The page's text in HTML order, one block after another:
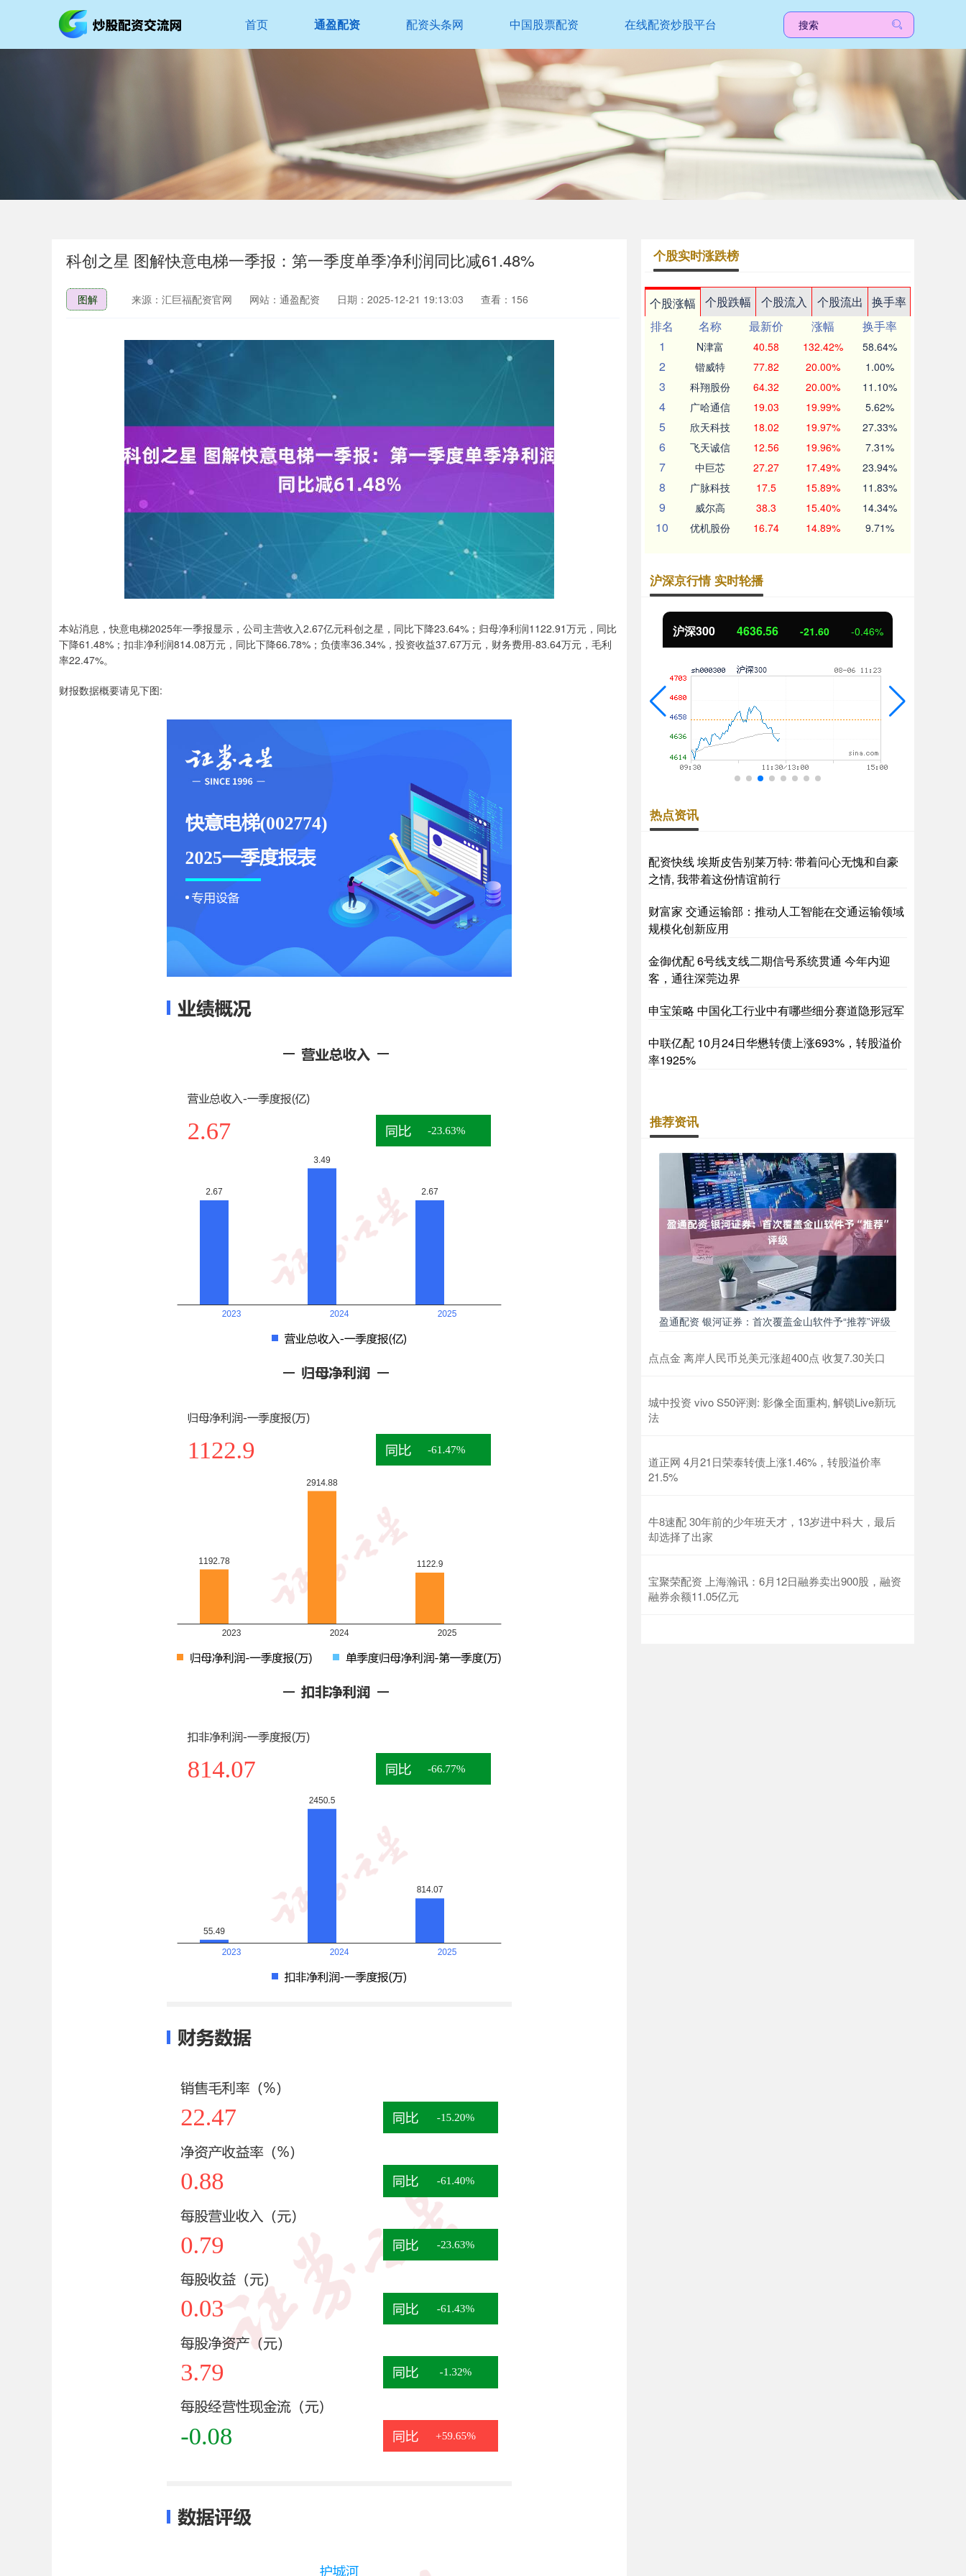
首页 通盈配资 配资头条网 中国股票配资 在线配资炒股平台
科创之星 图解快意电梯一季报：第一季度单季净利润同比减61.48%
图解 来源：汇巨福配资官网 网站：通盈配资 日期：2025-12-21 19:13:03 查看：156
本站消息，快意电梯2025年一季报显示，公司主营收入2.67亿元科创之星，同比下降23.64%；归母净利润1122.91万元，同比
下降61.48%；扣非净利润814.08万元，同比下降66.78%；负债率36.34%，投资收益37.67万元，财务费用-83.64万元，毛利
率22.47%。
财报数据概要请见下图:
个股实时涨跌榜
个股涨幅 个股跌幅 个股流入 个股流出
换手率
排名
名称 最新价 涨幅
换手率
1
N津富 40.58 132.42% 58.64%
2 锴威特 77.82 20.00% 1.00%
3 科翔股份 64.32 20.00% 11.10%
4 广哈通信 19.03 19.99% 5.62%
5 欣天科技 18.02 19.97% 27.33%
6 飞天诚信 12.56 19.96% 7.31%
7 中巨芯 27.27 17.49% 23.94%
8 广脉科技 17.5 15.89% 11.83%
9 威尔高 38.3 15.40% 14.34%
10 优机股份 16.74 14.89% 9.71%
沪深京行情 实时轮播
-0.05% 深证成指 14072.22 -71.98 -0.51% 沪深300 4636.56 -21.60 -0.46% 北证50 1114.17 -5.29 -0.47%
热点资讯
配资快线 埃斯皮告别莱万特: 带着问心无愧和自豪
之情, 我带着这份情谊前行
财富家 交通运输部：推动人工智能在交通运输领域
规模化创新应用
金御优配 6号线支线二期信号系统贯通 今年内迎
客，通往深莞边界
申宝策略 中国化工行业中有哪些细分赛道隐形冠军
中联亿配 10月24日华懋转债上涨693%，转股溢价
率1925%
推荐资讯
盈通配资 银河证券：首次覆盖金山软件予“推荐”评级
点点金 离岸人民币兑美元涨超400点 收复7.30关口
城中投资 vivo S50评测: 影像全面重构, 解锁Live新玩
法
道正网 4月21日荣泰转债上涨1.46%，转股溢价率
21.5%
牛8速配 30年前的少年班天才，13岁进中科大，最后
却选择了出家
宝聚荣配资 上海瀚讯：6月12日融券卖出900股，融资
融券余额11.05亿元